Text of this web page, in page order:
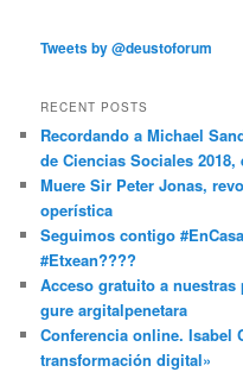
Tweets by @deustoforum
RECENT POSTS
Recordando a Michael
de Ciencias Sociales 2018,
Muere Sir Peter Jonas,
operística
Seguimos contigo
#Etxean????
Acceso gratuito a
gure argitalpenetara
Conferencia online. Isabel
transformación digital»